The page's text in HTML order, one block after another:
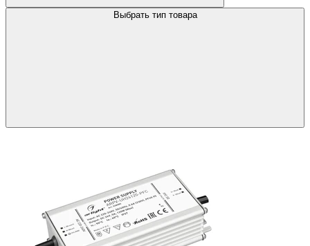
Выбрать тип товара